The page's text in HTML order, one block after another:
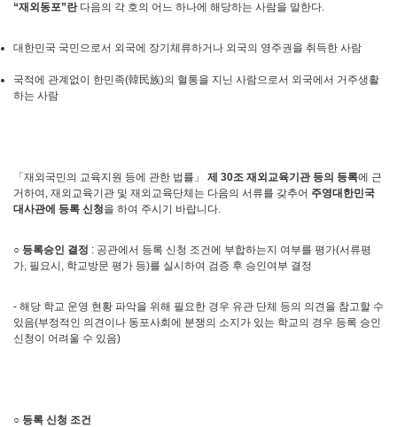
“재외동포”란다음의 각 호의 어느 하나에 해당하는 사람을 말한다.
대한민국 국민으로서 외국에 장기체류하거나 외국의 영주권을 취득한 사람
국적에 관계없이 한민족(韓民族)의 혈통을 지닌 사람으로서 외국에서 거주생활
하는 사람
「재외국민의 교육지원 등에 관한 법률」 제 30조 재외교육기관 등의 등록에 근
거하여, 재외교육기관 및 재외교육단체는 다음의 서류를 갖추어 주영대한민국
대사관에 등록 신청을 하여 주시기 바랍니다.
○ 등록승인 결정 : 공관에서 등록 신청 조건에 부합하는지 여부를 평가(서류평
가, 필요시, 학교방문 평가 등)를 실시하여 검증 후 승인여부 결정
- 해당 학교 운영 현황 파악을 위해 필요한 경우 유관 단체 등의 의견을 참고할 수
있음(부정적인 의견이나 동포사회에 분쟁의 소지가 있는 학교의 경우 등록 승인
신청이 어려울 수 있음)
○ 등록 신청 조건